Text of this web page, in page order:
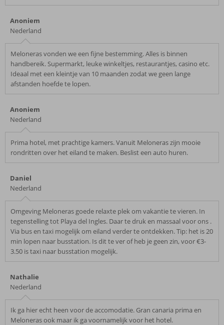
Anoniem
Nederland
Meloneras vonden we een fijne bestemming. Alles is binnen
handbereik. Supermarkt, leuke winkeltjes, restaurantjes, casino etc.
Ideaal met een kleintje van 10 maanden zodat we geen lange
afstanden hoefde te lopen.
Anoniem
Nederland
Prima hotel, met prachtige kamers. Vanuit Meloneras zijn mooie
rondritten over het eiland te maken. Beslist een auto huren.
Daniel
Nederland
Omgeving Meloneras goede relaxte plek om vakantie te vieren. In
tegenstelling tot Playa del Ingles. Daar te druk en massaal voor ons .
Via bus en taxi mogelijk om eiland verder te ontdekken. Tip: het is 20
min lopen naar busstation. Is dit te ver of heb je geen zin, voor €3-
3.50 is taxi naar busstation mogelijk.
Nathalie
Nederland
Ik ga hier echt heen voor de accomodatie. Gran canaria prima en
Meloneras ook maar ik ga voornamelijk voor het hotel.